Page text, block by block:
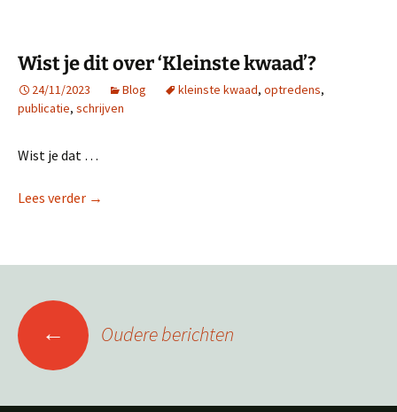
Wist je dit over ‘Kleinste kwaad’?
24/11/2023 Blog kleinste kwaad, optredens,
publicatie, schrijven
Wist je dat …
Lees verder Wist je dit over ‘Kleinste kwaad’?
→
Berichtennavigatie
← Oudere berichten